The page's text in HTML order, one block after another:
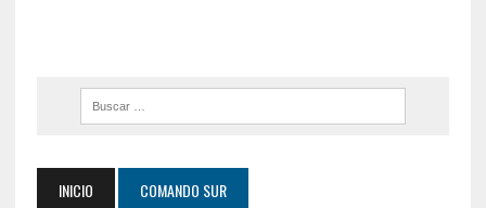
INICIO COMANDO SUR